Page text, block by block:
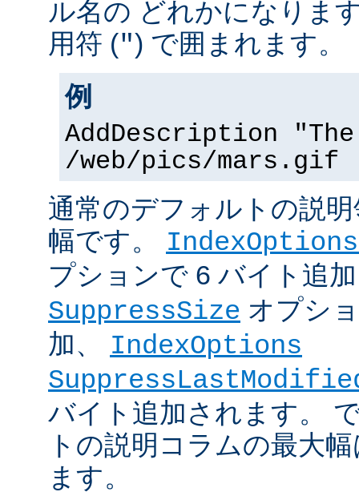
ル名の どれかになりま
用符 (") で囲まれます。
例
AddDescription
/web/pics/mars.gif
通常のデフォルトの説
幅です。
プションで 6 バイト追
SuppressSize オプシ
加、 IndexOptions
バイト追加されます。
トの説明コラムの最大
ます。